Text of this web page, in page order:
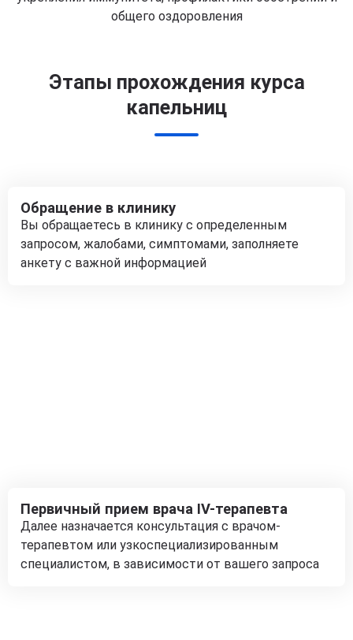
общего оздоровления
Этапы прохождения курса
капельниц
Обращение в клинику
Вы обращаетесь в клинику с определенным
запросом, жалобами, симптомами, заполняете
анкету с важной информацией
Первичный прием врача IV-терапевта
Далее назначается консультация с врачом-
терапевтом или узкоспециализированным
специалистом, в зависимости от вашего запроса